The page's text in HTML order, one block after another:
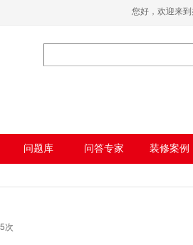
,香蕉视频导航,黄色香蕉
成人污在线观看
您好，欢迎
问题库 问答专家 装修案例
次